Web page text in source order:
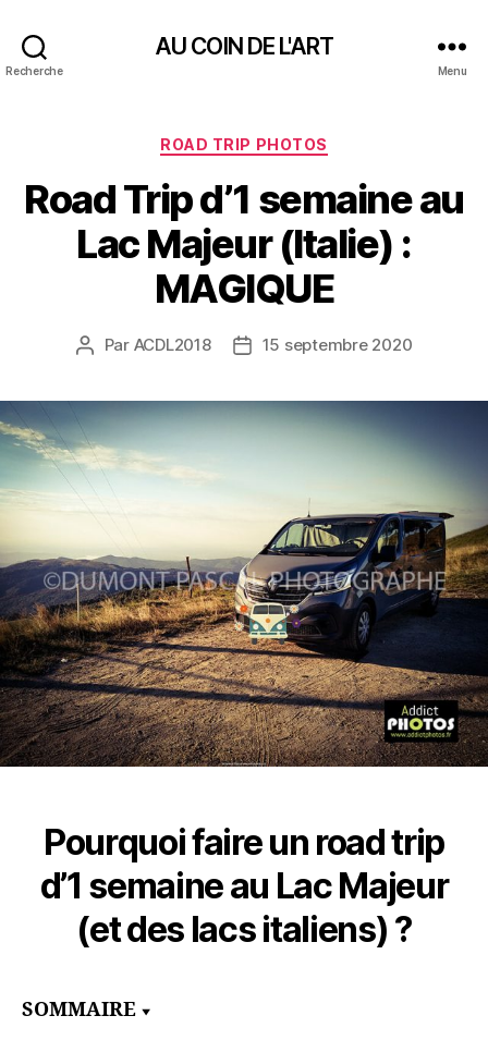
Recherche
AU COIN DE L'ART
Menu
Catégories
ROAD TRIP PHOTOS
Road Trip d’1 semaine au
Lac Majeur (Italie) :
MAGIQUE
Auteur
Par ACDL2018
Date15 septembre 2020
Pourquoi faire un road trip
d’1 semaine au Lac Majeur
(et des lacs italiens) ?
SOMMAIRE